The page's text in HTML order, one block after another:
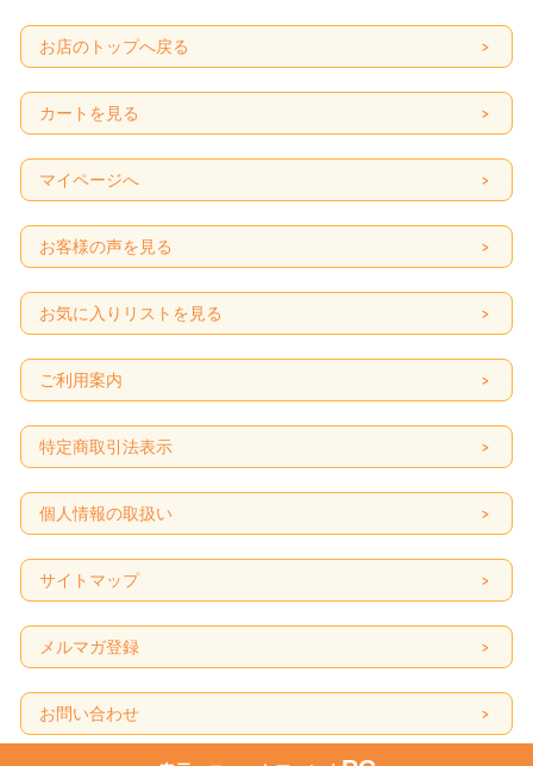
お店のトップへ戻る
カートを見る
マイページへ
お客様の声を見る
お気に入りリストを見る
ご利用案内
特定商取引法表示
個人情報の取扱い
サイトマップ
メルマガ登録
お問い合わせ